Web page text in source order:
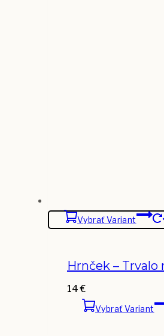
Vybrať Variant
Hrnček – Trvalo
14€
Vybrať Variant